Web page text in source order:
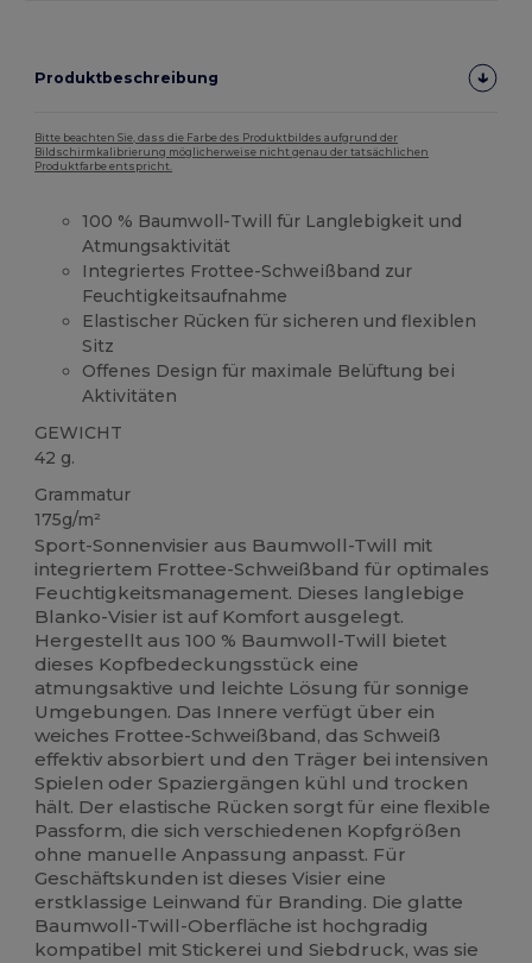
Produktbeschreibung
Bitte beachten Sie, dass die Farbe des Produktbildes aufgrund der
Bildschirmkalibrierung möglicherweise nicht genau der tatsächlichen
Produktfarbe entspricht.
100 % Baumwoll-Twill für Langlebigkeit und
Atmungsaktivität
Integriertes Frottee-Schweißband zur
Feuchtigkeitsaufnahme
Elastischer Rücken für sicheren und flexiblen
Sitz
Offenes Design für maximale Belüftung bei
Aktivitäten
GEWICHT
42 g.
Grammatur
175g/m²
Sport-Sonnenvisier aus Baumwoll-Twill mit
integriertem Frottee-Schweißband für optimales
Feuchtigkeitsmanagement. Dieses langlebige
Blanko-Visier ist auf Komfort ausgelegt.
Hergestellt aus 100 % Baumwoll-Twill bietet
dieses Kopfbedeckungsstück eine
atmungsaktive und leichte Lösung für sonnige
Umgebungen. Das Innere verfügt über ein
weiches Frottee-Schweißband, das Schweiß
effektiv absorbiert und den Träger bei intensiven
Spielen oder Spaziergängen kühl und trocken
hält. Der elastische Rücken sorgt für eine flexible
Passform, die sich verschiedenen Kopfgrößen
ohne manuelle Anpassung anpasst. Für
Geschäftskunden ist dieses Visier eine
erstklassige Leinwand für Branding. Die glatte
Baumwoll-Twill-Oberfläche ist hochgradig
kompatibel mit Stickerei und Siebdruck, was sie